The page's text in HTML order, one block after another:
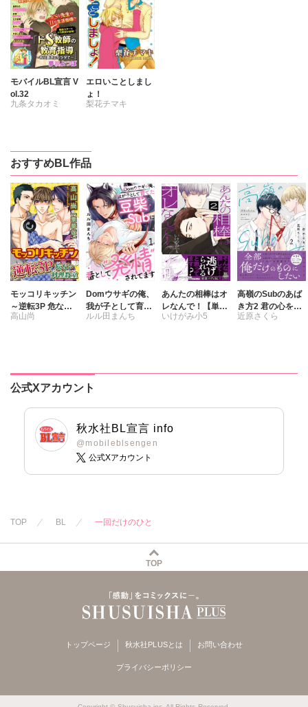
モバイルBL宣言 V
ol.32
九条タカオミ
楠田らら
米倉こめ太
夢唄よつば
梨花チマキ
エロいことしまし
ょ！
梨花チマキ
おすすめBL作品
モッコリキッチン
～逆転3P 危ない
料理教室【豪華
高山尚
Domウサギの俺、
我が子として育て
た豆柴Subに番と
ルル田まんち
あんたの相棒はオ
レなんで！【単行
本版】2
いけがみ小5
高嶺のSubのあば
き方2 君の心をと
かすコマンド
近原さくら
公式Xアカウント
秋水社BL宣言 info
@mobileblsengen
公式Xアカウント
TOP BL 一回だけのひと
TOP
トップページ 秋水社PLUSとは お問い合わせ
プライバシーポリシー